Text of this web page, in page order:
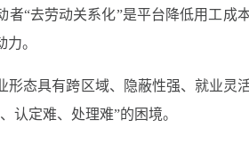
者“去劳动关系化”是平台降低用工成
。
形态具有跨区域、隐蔽性强、就业灵
认定难、处理难”的困境。